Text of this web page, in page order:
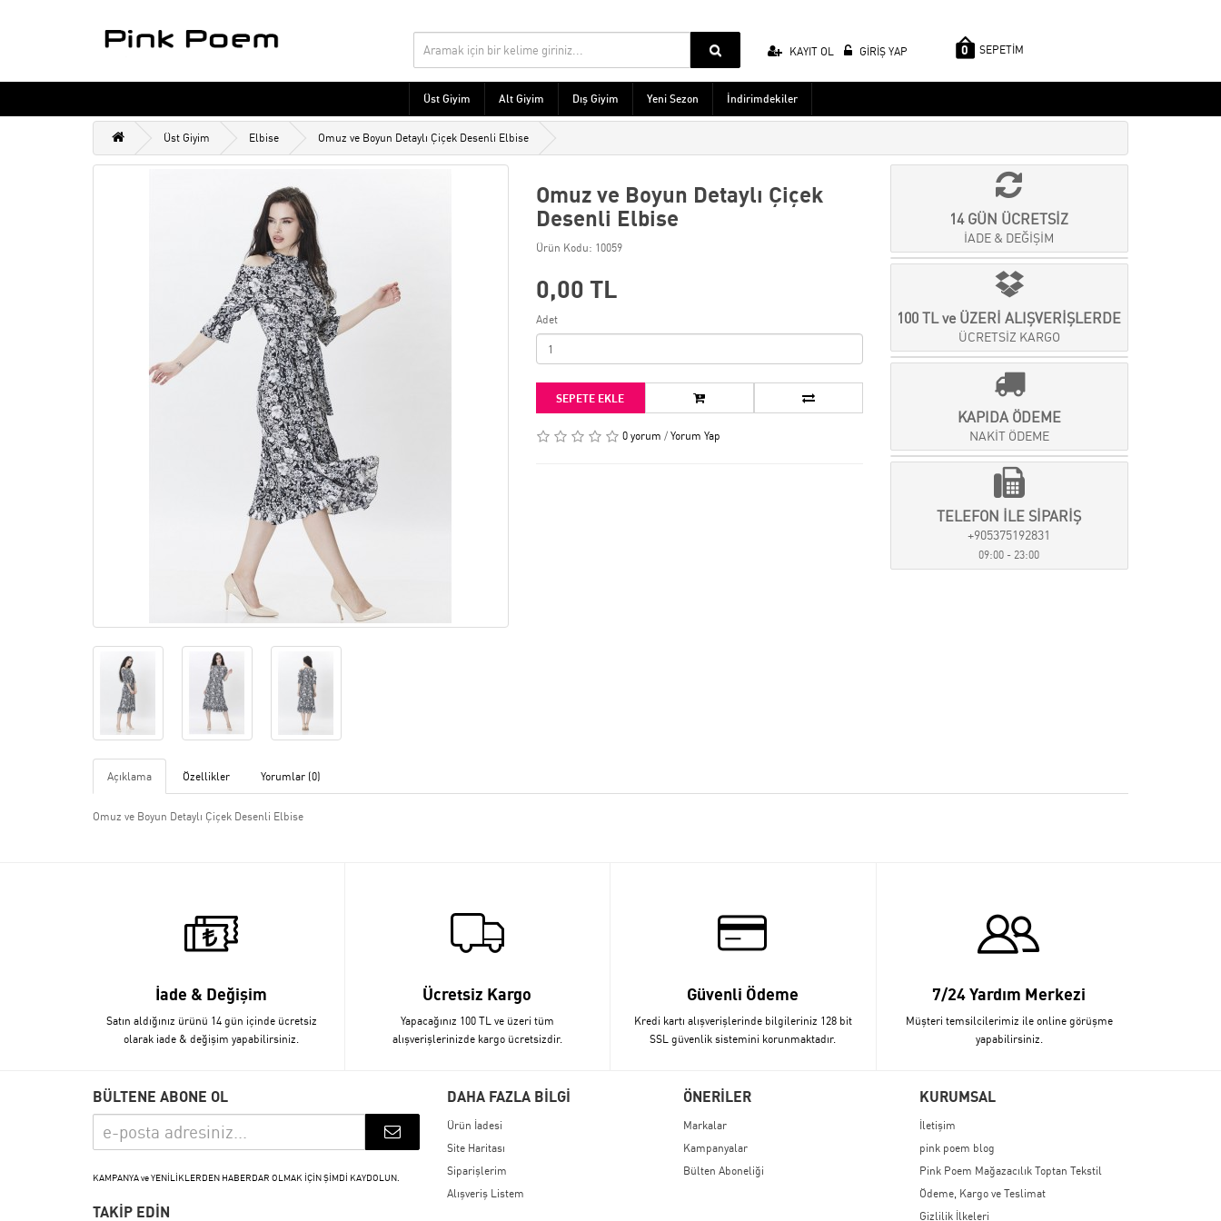
KAYIT OL GİRİŞ YAP 0 SEPETİM
Üst Giyim Alt Giyim Dış Giyim Yeni Sezon İndirimdekiler
Üst Giyim Elbise Omuz ve Boyun Detaylı Çiçek Desenli Elbise
Omuz ve Boyun Detaylı Çiçek
Desenli Elbise
Ürün Kodu: 10059
0,00 TL
Adet
SEPETE EKLE
0 yorum / Yorum Yap
14 GÜN ÜCRETSİZ
İADE & DEĞİŞİM
100 TL ve ÜZERİ ALIŞVERİŞLERDE
ÜCRETSİZ KARGO
KAPIDA ÖDEME
NAKİT ÖDEME
TELEFON İLE SİPARİŞ
+905375192831
09:00 - 23:00
Açıklama Özellikler Yorumlar (0)
Omuz ve Boyun Detaylı Çiçek Desenli Elbise
İade & Değişim
Satın aldığınız ürünü 14 gün içinde ücretsiz
olarak iade & değişim yapabilirsiniz.
Ücretsiz Kargo
Yapacağınız 100 TL ve üzeri tüm
alışverişlerinizde kargo ücretsizdir.
Güvenli Ödeme
Kredi kartı alışverişlerinde bilgileriniz 128 bit
SSL güvenlik sistemini korunmaktadır.
7/24 Yardım Merkezi
Müşteri temsilcilerimiz ile online görüşme
yapabilirsiniz.
BÜLTENE ABONE OL
KAMPANYA ve YENİLİKLERDEN HABERDAR OLMAK İÇİN ŞİMDİ KAYDOLUN.
TAKİP EDİN
DAHA FAZLA BİLGİ
Ürün İadesi
Site Haritası
Siparişlerim
Alışveriş Listem
ÖNERİLER
Markalar
Kampanyalar
Bülten Aboneliği
KURUMSAL
İletişim
pink poem blog
Pink Poem Mağazacılık Toptan Tekstil
Ödeme, Kargo ve Teslimat
Gizlilik İlkeleri